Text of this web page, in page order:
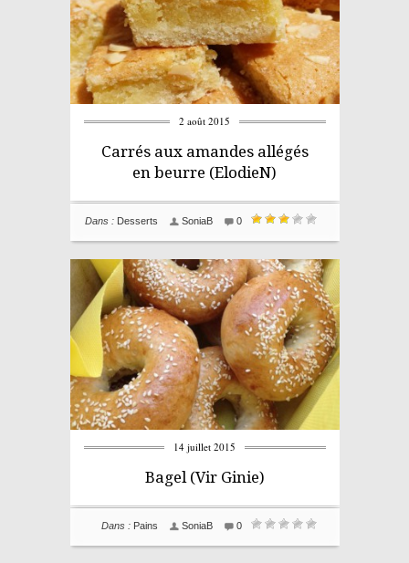
2 août 2015
Carrés aux amandes allégés
en beurre (ElodieN)
0
SoniaB
Dans : Desserts
14 juillet 2015
Bagel (Vir Ginie)
0
SoniaB
Dans : Pains